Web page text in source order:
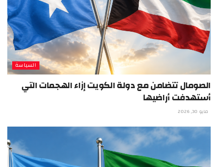
السياسة
الصومال تتضامن مع دولة الكويت إزاء الهجمات التي
أستهدفت أراضيها
مايو 30, 2026